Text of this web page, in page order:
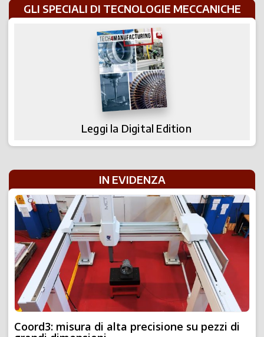
GLI SPECIALI DI TECNOLOGIE MECCANICHE
Leggi la Digital Edition
IN EVIDENZA
Coord3: misura di alta precisione su pezzi di